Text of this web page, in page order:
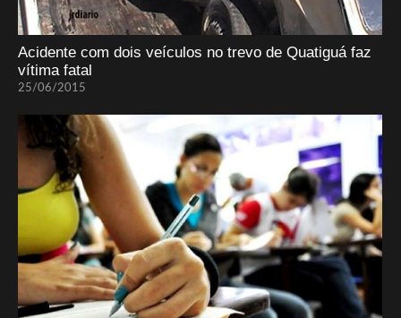
Acidente com dois veículos no trevo de Quatiguá faz
vítima fatal
25/06/2015